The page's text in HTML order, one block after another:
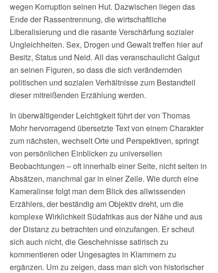
wegen Korruption seinen Hut. Dazwischen liegen das
Ende der Rassentrennung, die wirtschaftliche
Liberalisierung und die rasante Verschärfung sozialer
Ungleichheiten. Sex, Drogen und Gewalt treffen hier auf
Besitz, Status und Neid. All das veranschaulicht Galgut
an seinen Figuren, so dass die sich verändernden
politischen und sozialen Verhältnisse zum Bestandteil
dieser mitreißenden Erzählung werden.
In überwältigender Leichtigkeit führt der von Thomas
Mohr hervorragend übersetzte Text von einem Charakter
zum nächsten, wechselt Orte und Perspektiven, springt
von persönlichen Einblicken zu universellen
Beobachtungen – oft innerhalb einer Seite, nicht selten in
Absätzen, manchmal gar in einer Zeile. Wie durch eine
Kameralinse folgt man dem Blick des allwissenden
Erzählers, der beständig am Objektiv dreht, um die
komplexe Wirklichkeit Südafrikas aus der Nähe und aus
der Distanz zu betrachten und einzufangen. Er scheut
sich auch nicht, die Geschehnisse satirisch zu
kommentieren oder Ungesagtes in Klammern zu
ergänzen. Um zu zeigen, dass man sich von historischer